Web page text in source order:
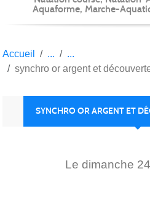
Aquaforme, Marche-
Accueil
synchro or argent et
SYNCHRO OR ARGENT ET
Le dimanche 24